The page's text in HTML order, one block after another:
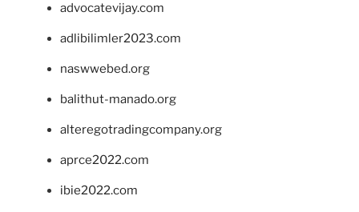
advocatevijay.com
adlibilimler2023.com
naswwebed.org
balithut-manado.org
alteregotradingcompany.org
aprce2022.com
ibie2022.com